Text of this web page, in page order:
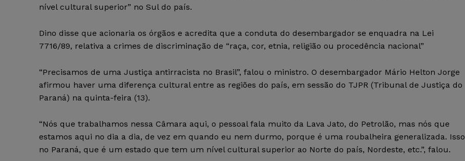
nível cultural superior” no Sul do país.
Dino disse que acionaria os órgãos e acredita que a conduta do desembargador se enquadra na Lei
7716/89, relativa a crimes de discriminação de “raça, cor, etnia, religião ou procedência nacional”
“Precisamos de uma Justiça antirracista no Brasil”, falou o ministro. O desembargador Mário Helton Jorge
afirmou haver uma diferença cultural entre as regiões do país, em sessão do TJPR (Tribunal de Justiça do
Paraná) na quinta-feira (13).
“Nós que trabalhamos nessa Câmara aqui, o pessoal fala muito da Lava Jato, do Petrolão, mas nós que
estamos aqui no dia a dia, de vez em quando eu nem durmo, porque é uma roubalheira generalizada. Isso
no Paraná, que é um estado que tem um nível cultural superior ao Norte do país, Nordeste, etc.”, falou.